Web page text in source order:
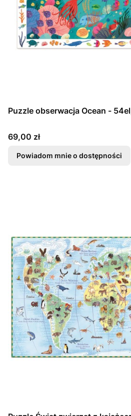
Puzzle obserwacja Ocean -
Cena
69,00 zł
Powiadom mnie o dostępności